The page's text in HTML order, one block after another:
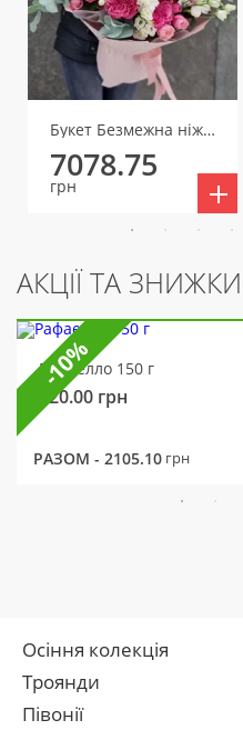
Букет Безмежна ніжність
7078.75
грн
АКЦІЇ ТА ЗНИЖКИ
Рафаелло 150 г
320.00 грн
РАЗОМ - 2105.10 грн
-10%
Осіння колекція
Троянди
Півонії